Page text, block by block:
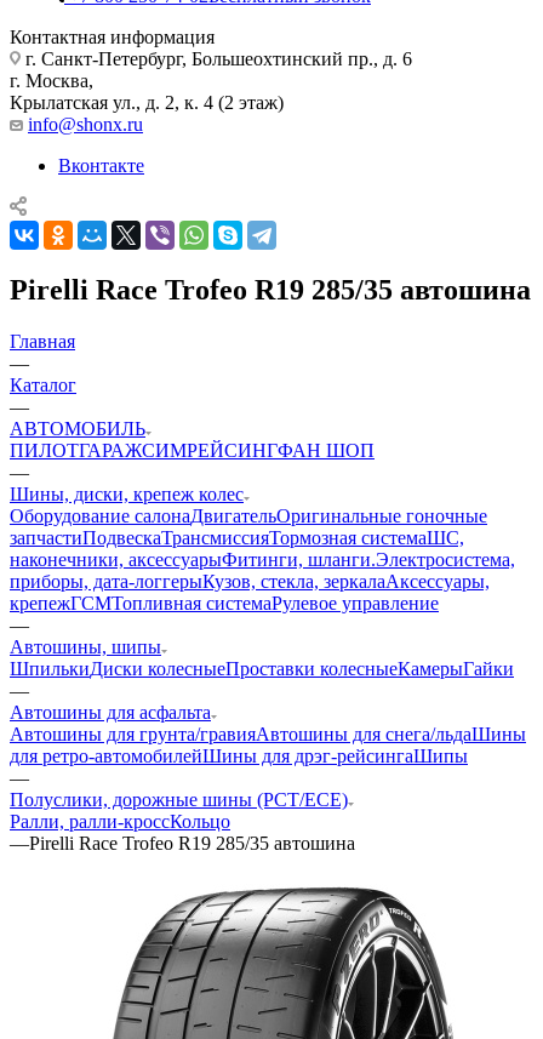
Контактная информация
г. Санкт-Петербург, Большеохтинский пр., д. 6
г. Москва,
Крылатская ул., д. 2, к. 4 (2 этаж)
info@shonx.ru
Вконтакте
Pirelli Race Trofeo R19 285/35 автошина
Главная
—
Каталог
—
АВТОМОБИЛЬ
ПИЛОТГАРАЖСИМРЕЙСИНГФАН ШОП
—
Шины, диски, крепеж колес
Оборудование салонаДвигательОригинальные гоночные
запчастиПодвескаТрансмиссияТормозная системаШС,
наконечники, аксессуарыФитинги, шланги.Электросистема,
приборы, дата-логгерыКузов, стекла, зеркалаАксессуары,
крепежГСМТопливная системаРулевое управление
—
Автошины, шипы
ШпилькиДиски колесныеПроставки колесныеКамерыГайки
—
Автошины для асфальта
Автошины для грунта/гравияАвтошины для снега/льдаШины
для ретро-автомобилейШины для дрэг-рейсингаШипы
—
Полуслики, дорожные шины (РСТ/ECE)
Ралли, ралли-кроссКольцо
—Pirelli Race Trofeo R19 285/35 автошина